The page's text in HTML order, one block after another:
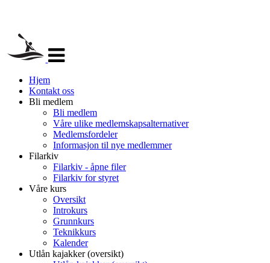
navigasjon
Hjem
Kontakt oss
Bli medlem
Bli medlem
Våre ulike medlemskapsalternativer
Medlemsfordeler
Informasjon til nye medlemmer
Filarkiv
Filarkiv - åpne filer
Filarkiv for styret
Våre kurs
Oversikt
Introkurs
Grunnkurs
Teknikkurs
Kalender
Utlån kajakker (oversikt)